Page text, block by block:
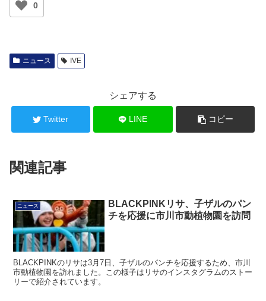
0
ニュース IVE
シェアする
Twitter LINE コピー
関連記事
ニュース
BLACKPINKリサ、子ザルのパン
チを応援に市川市動植物園を訪問
BLACKPINKのリサは3月7日、子ザルのパンチを応援するため、市川
市動植物園を訪れました。この様子はリサのインスタグラムのストー
リーで紹介されています。